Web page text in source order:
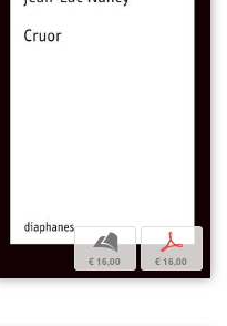
b
€ 16,00
p
€ 16,00